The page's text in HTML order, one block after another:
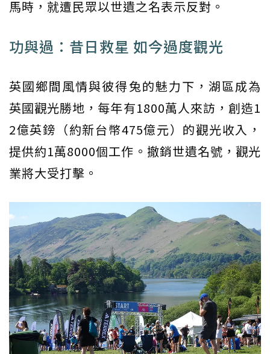
馬時，就遭民眾以世遺之名表示反對。
功與過：昔日救星 如今過度觀光
英國鄉間風情與彼得兔的魅力下，湖區成為
英國觀光勝地，每年有1800萬人來訪，創造1
2億英鎊（約新台幣475億元）的觀光收入，
提供約1萬8000個工作。撤銷世遺名號，觀光
業將大受打擊。